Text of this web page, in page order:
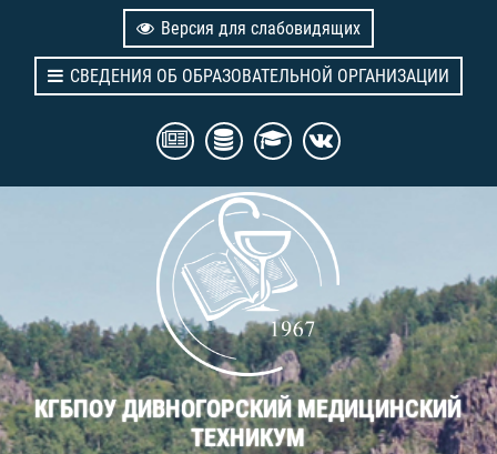
Версия для слабовидящих
СВЕДЕНИЯ ОБ ОБРАЗОВАТЕЛЬНОЙ ОРГАНИЗАЦИИ
КГБПОУ ДИВНОГОРСКИЙ МЕДИЦИНСКИЙ
ТЕХНИКУМ